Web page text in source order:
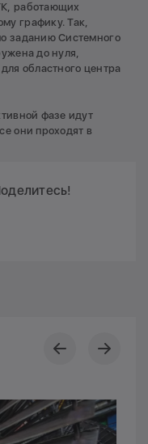
работающих
графику. Так,
заданию Системного
до нуля,
областного центра
фазе идут
они проходят в